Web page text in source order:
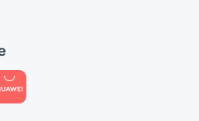
персональных данных